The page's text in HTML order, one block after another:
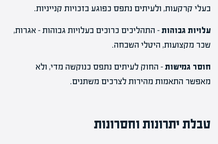
בעלי קרקעות, ולעיתים נתפס כפוגע בזכויות קנייניות.
עלויות גבוהות– התהליכים כרוכים בעלויות גבוהות – אגרות,
שכר מקצועות, היטלי השבחה.
חוסר גמישות– החוק לעיתים נתפס כנוקשה מדי, ולא
מאפשר התאמות מהירות לצרכים משתנים.
טבלת יתרונות וחסרונות